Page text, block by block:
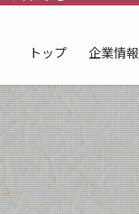
トップ 企業情報